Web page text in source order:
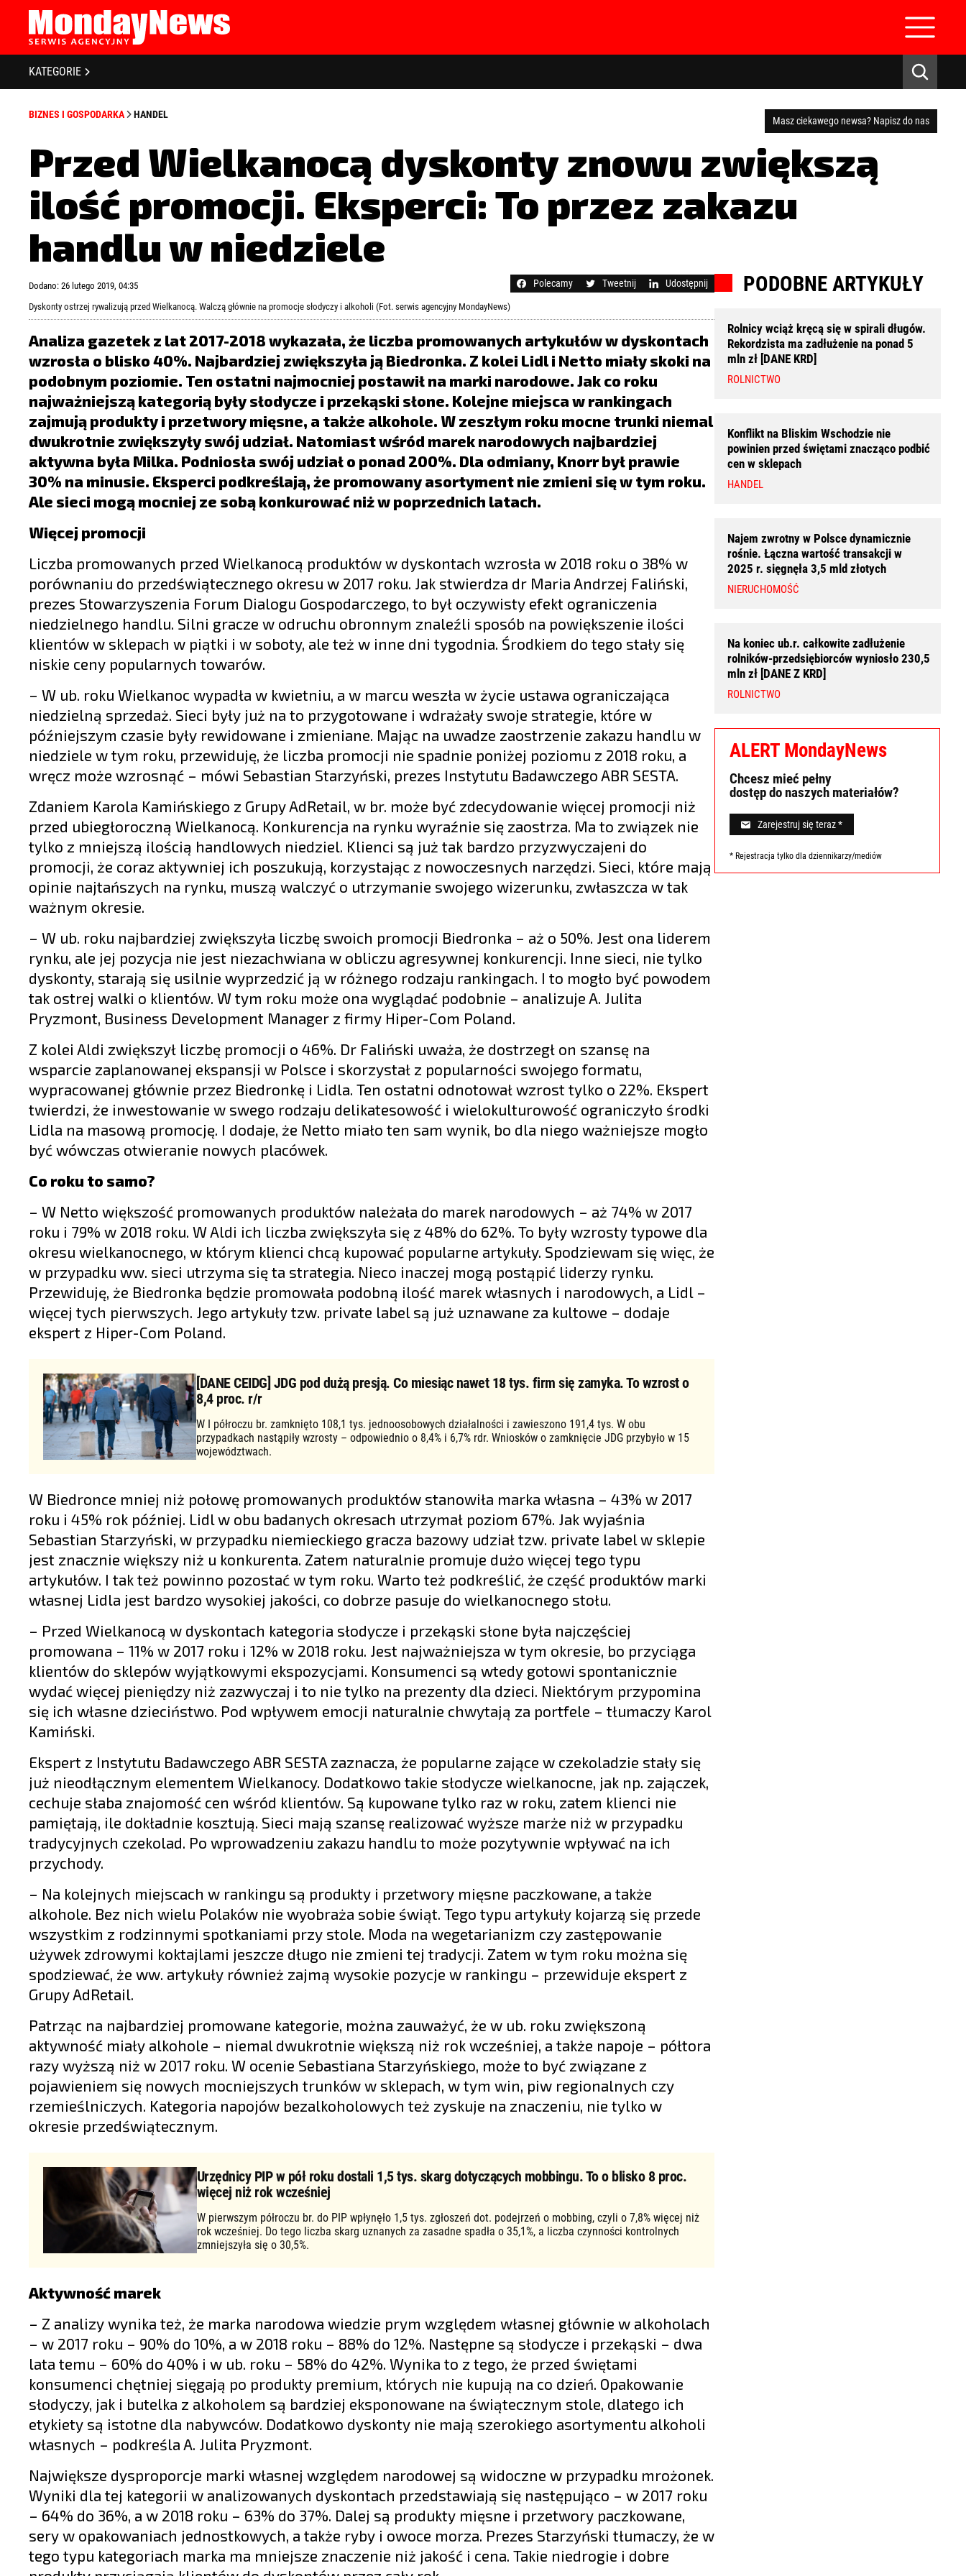
STRONA GŁÓWNA
O NAS
POLITYKA PRYWATNOŚCI
KONTAKT
Zapomniałeś hasła? Kliknij tutaj
KATEGORIE
BIZNES I GOSPODARKA
BANKOWOŚĆ I FINANSE
SPOŁECZEŃSTWO
EDUKACJA
MEDIA
ZDROWIE I URODA
KULTURA
LIFESTYLE
OPINIE I KOMENTARZE
BIZNES I GOSPODARKA HANDEL
Masz ciekawego newsa? Napisz do nas
Przed Wielkanocą dyskonty znowu zwiększą
ilość promocji. Eksperci: To przez zakazu
handlu w niedziele
Dodano: 26 lutego 2019, 04:35 Polecamy Tweetnij Udostępnij
Dyskonty ostrzej rywalizują przed Wielkanocą. Walczą głównie na promocje słodyczy i alkoholi (Fot. serwis agencyjny MondayNews)
Analiza gazetek z lat 2017-2018 wykazała, że liczba promowanych artykułów w dyskontach
wzrosła o blisko 40%. Najbardziej zwiększyła ją Biedronka. Z kolei Lidl i Netto miały skoki na
podobnym poziomie. Ten ostatni najmocniej postawił na marki narodowe. Jak co roku
najważniejszą kategorią były słodycze i przekąski słone. Kolejne miejsca w rankingach
zajmują produkty i przetwory mięsne, a także alkohole. W zeszłym roku mocne trunki niemal
dwukrotnie zwiększyły swój udział. Natomiast wśród marek narodowych najbardziej
aktywna była Milka. Podniosła swój udział o ponad 200%. Dla odmiany, Knorr był prawie
30% na minusie. Eksperci podkreślają, że promowany asortyment nie zmieni się w tym roku.
Ale sieci mogą mocniej ze sobą konkurować niż w poprzednich latach.
Więcej promocji
Liczba promowanych przed Wielkanocą produktów w dyskontach wzrosła w 2018 roku o 38% w
porównaniu do przedświątecznego okresu w 2017 roku. Jak stwierdza dr Maria Andrzej Faliński,
prezes Stowarzyszenia Forum Dialogu Gospodarczego, to był oczywisty efekt ograniczenia
niedzielnego handlu. Silni gracze w odruchu obronnym znaleźli sposób na powiększenie ilości
klientów w sklepach w piątki i w soboty, ale też w inne dni tygodnia. Środkiem do tego stały się
niskie ceny popularnych towarów.
– W ub. roku Wielkanoc wypadła w kwietniu, a w marcu weszła w życie ustawa ograniczająca
niedzielną sprzedaż. Sieci były już na to przygotowane i wdrażały swoje strategie, które w
późniejszym czasie były rewidowane i zmieniane. Mając na uwadze zaostrzenie zakazu handlu w
niedziele w tym roku, przewiduję, że liczba promocji nie spadnie poniżej poziomu z 2018 roku, a
wręcz może wzrosnąć – mówi Sebastian Starzyński, prezes Instytutu Badawczego ABR SESTA.
Zdaniem Karola Kamińskiego z Grupy AdRetail, w br. może być zdecydowanie więcej promocji niż
przed ubiegłoroczną Wielkanocą. Konkurencja na rynku wyraźnie się zaostrza. Ma to związek nie
tylko z mniejszą ilością handlowych niedziel. Klienci są już tak bardzo przyzwyczajeni do
promocji, że coraz aktywniej ich poszukują, korzystając z nowoczesnych narzędzi. Sieci, które mają
opinie najtańszych na rynku, muszą walczyć o utrzymanie swojego wizerunku, zwłaszcza w tak
ważnym okresie.
– W ub. roku najbardziej zwiększyła liczbę swoich promocji Biedronka – aż o 50%. Jest ona liderem
rynku, ale jej pozycja nie jest niezachwiana w obliczu agresywnej konkurencji. Inne sieci, nie tylko
dyskonty, starają się usilnie wyprzedzić ją w różnego rodzaju rankingach. I to mogło być powodem
tak ostrej walki o klientów. W tym roku może ona wyglądać podobnie – analizuje A. Julita
Pryzmont, Business Development Manager z firmy Hiper-Com Poland.
Z kolei Aldi zwiększył liczbę promocji o 46%. Dr Faliński uważa, że dostrzegł on szansę na
wsparcie zaplanowanej ekspansji w Polsce i skorzystał z popularności swojego formatu,
wypracowanej głównie przez Biedronkę i Lidla. Ten ostatni odnotował wzrost tylko o 22%. Ekspert
twierdzi, że inwestowanie w swego rodzaju delikatesowość i wielokulturowość ograniczyło środki
Lidla na masową promocję. I dodaje, że Netto miało ten sam wynik, bo dla niego ważniejsze mogło
być wówczas otwieranie nowych placówek.
Co roku to samo?
– W Netto większość promowanych produktów należała do marek narodowych – aż 74% w 2017
roku i 79% w 2018 roku. W Aldi ich liczba zwiększyła się z 48% do 62%. To były wzrosty typowe dla
okresu wielkanocnego, w którym klienci chcą kupować popularne artykuły. Spodziewam się więc, że
w przypadku ww. sieci utrzyma się ta strategia. Nieco inaczej mogą postąpić liderzy rynku.
Przewiduję, że Biedronka będzie promowała podobną ilość marek własnych i narodowych, a Lidl –
więcej tych pierwszych. Jego artykuły tzw. private label są już uznawane za kultowe – dodaje
ekspert z Hiper-Com Poland.
[DANE CEIDG] JDG pod dużą presją. Co miesiąc nawet 18 tys. firm się zamyka. To wzrost o
8,4 proc. r/r
W I półroczu br. zamknięto 108,1 tys. jednoosobowych działalności i zawieszono 191,4 tys. W obu
przypadkach nastąpiły wzrosty – odpowiednio o 8,4% i 6,7% rdr. Wniosków o zamknięcie JDG przybyło w 15
województwach.
W Biedronce mniej niż połowę promowanych produktów stanowiła marka własna – 43% w 2017
roku i 45% rok później. Lidl w obu badanych okresach utrzymał poziom 67%. Jak wyjaśnia
Sebastian Starzyński, w przypadku niemieckiego gracza bazowy udział tzw. private label w sklepie
jest znacznie większy niż u konkurenta. Zatem naturalnie promuje dużo więcej tego typu
artykułów. I tak też powinno pozostać w tym roku. Warto też podkreślić, że część produktów marki
własnej Lidla jest bardzo wysokiej jakości, co dobrze pasuje do wielkanocnego stołu.
– Przed Wielkanocą w dyskontach kategoria słodycze i przekąski słone była najczęściej
promowana – 11% w 2017 roku i 12% w 2018 roku. Jest najważniejsza w tym okresie, bo przyciąga
klientów do sklepów wyjątkowymi ekspozycjami. Konsumenci są wtedy gotowi spontanicznie
wydać więcej pieniędzy niż zazwyczaj i to nie tylko na prezenty dla dzieci. Niektórym przypomina
się ich własne dzieciństwo. Pod wpływem emocji naturalnie chwytają za portfele – tłumaczy Karol
Kamiński.
Ekspert z Instytutu Badawczego ABR SESTA zaznacza, że popularne zające w czekoladzie stały się
już nieodłącznym elementem Wielkanocy. Dodatkowo takie słodycze wielkanocne, jak np. zajączek,
cechuje słaba znajomość cen wśród klientów. Są kupowane tylko raz w roku, zatem klienci nie
pamiętają, ile dokładnie kosztują. Sieci mają szansę realizować wyższe marże niż w przypadku
tradycyjnych czekolad. Po wprowadzeniu zakazu handlu to może pozytywnie wpływać na ich
przychody.
– Na kolejnych miejscach w rankingu są produkty i przetwory mięsne paczkowane, a także
alkohole. Bez nich wielu Polaków nie wyobraża sobie świąt. Tego typu artykuły kojarzą się przede
wszystkim z rodzinnymi spotkaniami przy stole. Moda na wegetarianizm czy zastępowanie
używek zdrowymi koktajlami jeszcze długo nie zmieni tej tradycji. Zatem w tym roku można się
spodziewać, że ww. artykuły również zajmą wysokie pozycje w rankingu – przewiduje ekspert z
Grupy AdRetail.
Patrząc na najbardziej promowane kategorie, można zauważyć, że w ub. roku zwiększoną
aktywność miały alkohole – niemal dwukrotnie większą niż rok wcześniej, a także napoje – półtora
razy wyższą niż w 2017 roku. W ocenie Sebastiana Starzyńskiego, może to być związane z
pojawieniem się nowych mocniejszych trunków w sklepach, w tym win, piw regionalnych czy
rzemieślniczych. Kategoria napojów bezalkoholowych też zyskuje na znaczeniu, nie tylko w
okresie przedświątecznym.
Urzędnicy PIP w pół roku dostali 1,5 tys. skarg dotyczących mobbingu. To o blisko 8 proc.
więcej niż rok wcześniej
W pierwszym półroczu br. do PIP wpłynęło 1,5 tys. zgłoszeń dot. podejrzeń o mobbing, czyli o 7,8% więcej niż
rok wcześniej. Do tego liczba skarg uznanych za zasadne spadła o 35,1%, a liczba czynności kontrolnych
zmniejszyła się o 30,5%.
Aktywność marek
– Z analizy wynika też, że marka narodowa wiedzie prym względem własnej głównie w alkoholach
– w 2017 roku – 90% do 10%, a w 2018 roku – 88% do 12%. Następne są słodycze i przekąski – dwa
lata temu – 60% do 40% i w ub. roku – 58% do 42%. Wynika to z tego, że przed świętami
konsumenci chętniej sięgają po produkty premium, których nie kupują na co dzień. Opakowanie
słodyczy, jak i butelka z alkoholem są bardziej eksponowane na świątecznym stole, dlatego ich
etykiety są istotne dla nabywców. Dodatkowo dyskonty nie mają szerokiego asortymentu alkoholi
własnych – podkreśla A. Julita Pryzmont.
Największe dysproporcje marki własnej względem narodowej są widoczne w przypadku mrożonek.
Wyniki dla tej kategorii w analizowanych dyskontach przedstawiają się następująco – w 2017 roku
– 64% do 36%, a w 2018 roku – 63% do 37%. Dalej są produkty mięsne i przetwory paczkowane,
sery w opakowaniach jednostkowych, a także ryby i owoce morza. Prezes Starzyński tłumaczy, że w
tego typu kategoriach marka ma mniejsze znaczenie niż jakość i cena. Takie niedrogie i dobre
PODOBNE ARTYKUŁY
Rolnicy wciąż kręcą się w spirali długów.
Rekordzista ma zadłużenie na ponad 5
mln zł [DANE KRD]
ROLNICTWO
Konflikt na Bliskim Wschodzie nie
powinien przed świętami znacząco podbić
cen w sklepach
HANDEL
Najem zwrotny w Polsce dynamicznie
rośnie. Łączna wartość transakcji w
2025 r. sięgnęła 3,5 mld złotych
NIERUCHOMOŚĆ
Na koniec ub.r. całkowite zadłużenie
rolników-przedsiębiorców wyniosło 230,5
mln zł [DANE Z KRD]
ROLNICTWO
ALERT MondayNews
Chcesz mieć pełny
dostęp do naszych materiałów?
Zarejestruj się teraz *
* Rejestracja tylko dla dziennikarzy/mediów